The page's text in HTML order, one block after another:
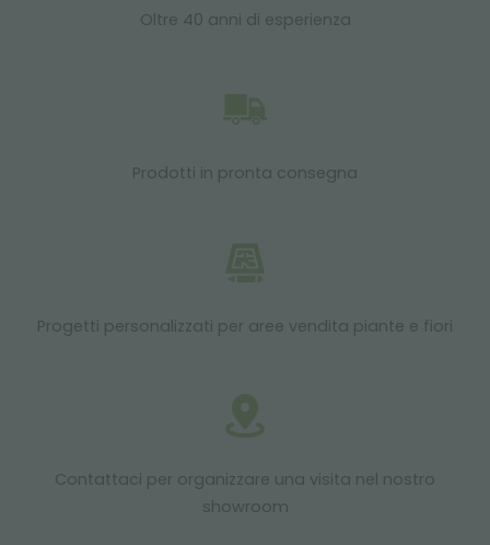
Oltre 40 anni di esperienza
Prodotti in pronta consegna
Progetti personalizzati per aree vendita piante e fiori
Contattaci per organizzare una visita nel nostro
showroom